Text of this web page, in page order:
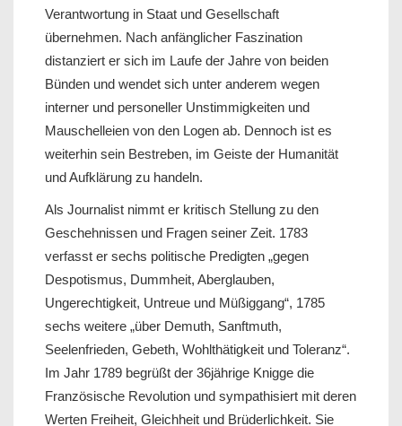
Verantwortung in Staat und Gesellschaft
übernehmen. Nach anfänglicher Faszination
distanziert er sich im Laufe der Jahre von beiden
Bünden und wendet sich unter anderem wegen
interner und personeller Unstimmigkeiten und
Mauschelleien von den Logen ab. Dennoch ist es
weiterhin sein Bestreben, im Geiste der Humanität
und Aufklärung zu handeln.
Als Journalist nimmt er kritisch Stellung zu den
Geschehnissen und Fragen seiner Zeit. 1783
verfasst er sechs politische Predigten „gegen
Despotismus, Dummheit, Aberglauben,
Ungerechtigkeit, Untreue und Müßiggang“, 1785
sechs weitere „über Demuth, Sanftmuth,
Seelenfrieden, Gebeth, Wohlthätigkeit und Toleranz“.
Im Jahr 1789 begrüßt der 36jährige Knigge die
Französische Revolution und sympathisiert mit deren
Werten Freiheit, Gleichheit und Brüderlichkeit. Sie